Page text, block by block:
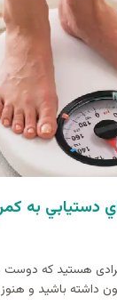
دستيابي به
هستید که دوست
داشته باشید و هنوز